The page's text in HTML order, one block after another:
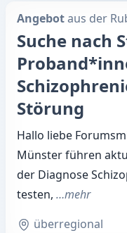
Angebotaus der
Suche nach
Störung
Hallo liebe
Münster führen
der Diagnose
testen, …mehr
überregional